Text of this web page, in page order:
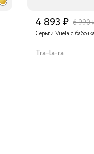
4 893 ₽ 6 990
Серьги Vuela с
Tra-la-ra